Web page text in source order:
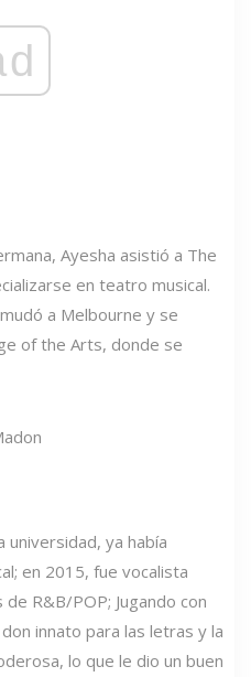
Ayesha asistió a The
en teatro musical.
a Melbourne y se
of the Arts, donde se
universidad, ya había
en 2015, fue vocalista
R&B/POP; Jugando con
innato para las letras y la
lo que le dio un buen